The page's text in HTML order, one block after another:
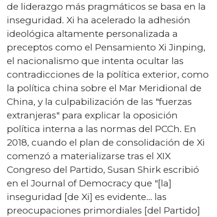
de liderazgo más pragmáticos se basa en la
inseguridad. Xi ha acelerado la adhesión
ideológica altamente personalizada a
preceptos como el Pensamiento Xi Jinping,
el nacionalismo que intenta ocultar las
contradicciones de la política exterior, como
la política china sobre el Mar Meridional de
China, y la culpabilización de las "fuerzas
extranjeras" para explicar la oposición
política interna a las normas del PCCh. En
2018, cuando el plan de consolidación de Xi
comenzó a materializarse tras el XIX
Congreso del Partido, Susan Shirk escribió
en el Journal of Democracy que "[la]
inseguridad [de Xi] es evidente... las
preocupaciones primordiales [del Partido]